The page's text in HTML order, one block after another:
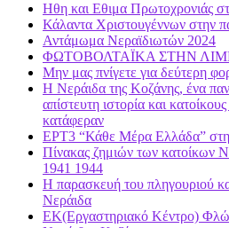
Ηθη και Εθιμα Πρωτοχρονιάς
Κάλαντα Χριστουγέννων στην
Αντάμωμα Νεραϊδιωτών 2024
ΦΩΤΟΒΟΛΤΑΪΚΑ ΣΤΗΝ
Μην μας πνίγετε για δεύτερη
Η Νεράιδα της Κοζάνης, ένα
απίστευτη ιστορία και
κατάφεραν
ΕΡΤ3 “Κάθε Mέρα Ελλάδα”
Πίνακας ζημιών των κατοίκων
1941 1944
Η παρασκευή του πληγουριού
Νεράιδα
ΕΚ(Εργαστηριακό Κέντρο)